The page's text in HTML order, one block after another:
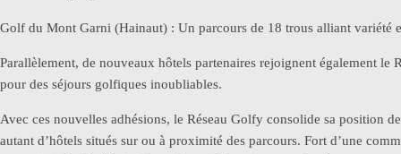
Golf du Mont Garni (Hainaut) : Un parcours de 18 trous alliant variété
Parallèlement, de nouveaux hôtels partenaires rejoignent également
pour des séjours golfiques inoubliables.
Avec ces nouvelles adhésions, le Réseau Golfy consolide sa position
autant d’hôtels situés sur ou à proximité des parcours. Fort d’une